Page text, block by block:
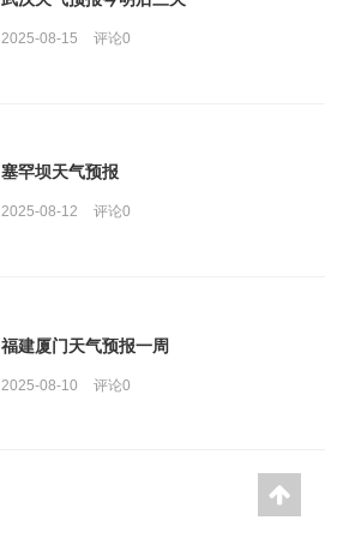
2025-08-15 评论0
塞罕坝天气预报
2025-08-12 评论0
福建厦门天气预报一周
2025-08-10 评论0